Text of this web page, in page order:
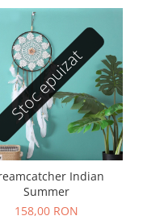
Stoc epuizat
Indian
Summer
158,00 RON